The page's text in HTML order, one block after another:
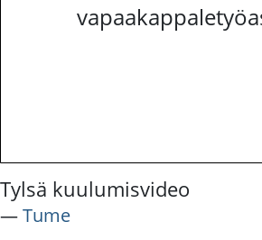
Tylsä kuulumisvideo
―Tume